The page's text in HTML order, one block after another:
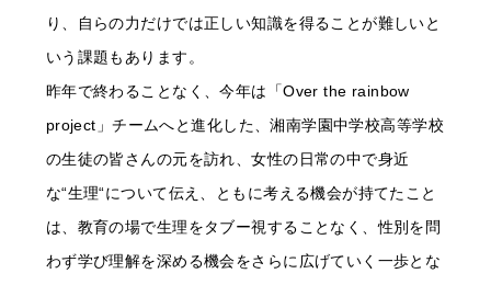
り、自らの力だけでは正しい知識を得ることが難しいと
いう課題もあります。
昨年で終わることなく、今年は「Over the rainbow
project」チームへと進化した、湘南学園中学校高等学校
の生徒の皆さんの元を訪れ、女性の日常の中で身近
な“生理“について伝え、ともに考える機会が持てたこと
は、教育の場で生理をタブー視することなく、性別を問
わず学び理解を深める機会をさらに広げていく一歩とな